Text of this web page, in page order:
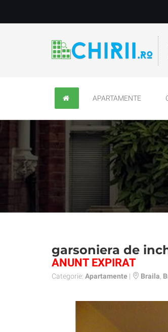
APARTAMENTE
garsoniera de
ANUNT EXPIRAT
Categorie: Apartamente | Braila